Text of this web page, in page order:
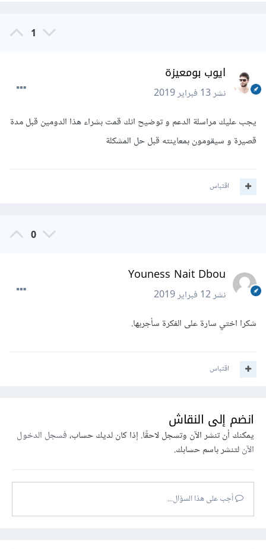
1
ايوب بومعيزة
نشر13 فبراير 2019
يجب عليك مراسلة الدعم و توضيح انك قمت بشراء هذا الدومين قبل مدة
قصيرة و سيقومون بمعاينته قبل حل المشكلة
اقتباس
0
Youness Nait Dbou
نشر12 فبراير 2019
شكرا اختي سارة على الفكرة سأجربها.
اقتباس
انضم إلى النقاش
يمكنك أن تنشر الآن وتسجل لاحقًا. إذا كان لديك حساب،فسجل الدخول
الآنلتنشر باسم حسابك.
أجب على هذا السؤال...